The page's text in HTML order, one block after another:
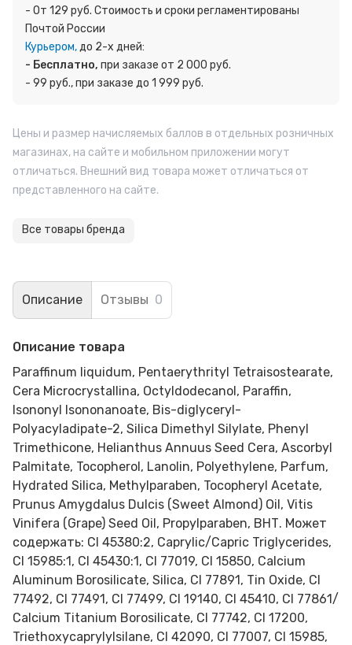
- От 129 руб. Стоимость и сроки регламентированы
Почтой России
Курьером,до 2-х дней:
- Бесплатно, при заказе от 2 000 руб.
- 99 руб., при заказе до 1 999 руб.
Цены и размер начисляемых баллов в отдельных розничных
магазинах, на сайте и мобильном приложении могут
отличаться. Внешний вид товара может отличаться от
представленного на сайте.
Все товары бренда
Описание Отзывы 0
Описание товара
Paraffinum liquidum, Pentaerythrityl Tetraisostearate,
Cera Microcrystallina, Octyldodecanol, Paraffin,
Isononyl Isononanoate, Bis-diglyceryl-
Polyacyladipate-2, Silica Dimethyl Silylate, Phenyl
Trimethicone, Helianthus Annuus Seed Cera, Ascorbyl
Palmitate, Tocopherol, Lanolin, Polyethylene, Parfum,
Hydrated Silica, Methylparaben, Tocopheryl Acetate,
Prunus Amygdalus Dulcis (Sweet Almond) Oil, Vitis
Vinifera (Grape) Seed Oil, Propylparaben, ВНТ. Может
содержать: CI 45380:2, Caprylic/Capric Triglycerides,
CI 15985:1, CI 45430:1, CI 77019, CI 15850, Calcium
Aluminum Borosilicate, Silica, CI 77891, Tin Oxide, CI
77492, CI 77491, CI 77499, CI 19140, CI 45410, CI 77861/
Calcium Titanium Borosilicate, CI 77742, CI 17200,
Triethoxycaprylylsilane, CI 42090, CI 77007, CI 15985,